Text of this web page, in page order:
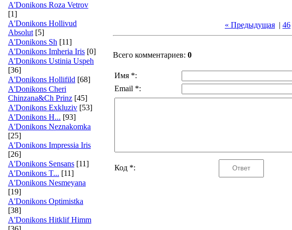
A'Donikons Roza Vetrov
[1]
A'Donikons Hollivud
Absolut [5]
A'Donikons Sh [11]
A'Donikons Imheria Iris [0]
A'Donikons Ustinia Uspeh
[36]
A'Donikons Hollifild [68]
A'Donikons Cheri
Chinzana&Ch Prinz [45]
A'Donikons Exkluziv [53]
A'Donikons H... [93]
A'Donikons Neznakomka
[25]
A'Donikons Impressia Iris
[26]
A'Donikons Sensans [11]
A'Donikons T... [11]
A'Donikons Nesmeyana
[19]
A'Donikons Optimistka
[38]
A'Donikons Hitklif Himm
« Предыдущая | 46
Всего комментариев: 0
Имя *:
Email *:
Код *: